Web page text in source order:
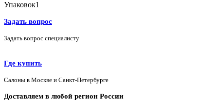
Упаковок1
Задать вопрос
Задать вопрос специалисту
Где купить
Салоны в Москве и Санкт-Петербурге
Доставляем в любой регион России